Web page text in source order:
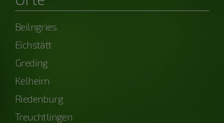
Beilngries
Eichstätt
Greding
Kelheim
Riedenburg
Treuchtlingen